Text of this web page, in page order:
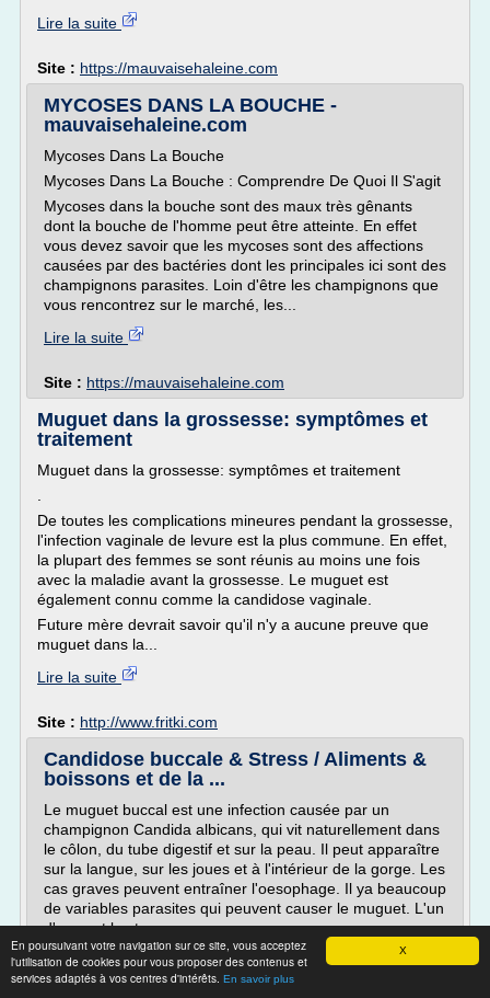
X
En poursuivant votre navigation sur ce site, vous acceptez
l'utilisation de cookies pour vous proposer des contenus et
services adaptés à vos centres d'intérêts. En savoir plus
Lire la suite
Site : https://mauvaisehaleine.com
MYCOSES DANS LA BOUCHE -
mauvaisehaleine.com
Mycoses Dans La Bouche
Mycoses Dans La Bouche : Comprendre De Quoi Il S'agit
Mycoses dans la bouche sont des maux très gênants
dont la bouche de l'homme peut être atteinte. En effet
vous devez savoir que les mycoses sont des affections
causées par des bactéries dont les principales ici sont des
champignons parasites. Loin d'être les champignons que
vous rencontrez sur le marché, les...
Lire la suite
Site : https://mauvaisehaleine.com
Muguet dans la grossesse: symptômes et
traitement
Muguet dans la grossesse: symptômes et traitement
De toutes les complications mineures pendant la grossesse,
l'infection vaginale de levure est la plus commune. En effet,
la plupart des femmes se sont réunis au moins une fois
avec la maladie avant la grossesse. Le muguet est
également connu comme la candidose vaginale.
Future mère devrait savoir qu'il n'y a aucune preuve que
muguet dans la...
Lire la suite
Site : http://www.fritki.com
Candidose buccale & Stress / Aliments &
boissons et de la ...
Le muguet buccal est une infection causée par un
champignon Candida albicans, qui vit naturellement dans
le côlon, du tube digestif et sur la peau. Il peut apparaître
sur la langue, sur les joues et à l'intérieur de la gorge. Les
cas graves peuvent entraîner l'oesophage. Il ya beaucoup
de variables parasites qui peuvent causer le muguet. L'un
d'eux est le stress.
Effet du stress sur le...
Lire la suite